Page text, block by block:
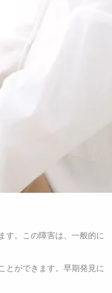
す。この障害は、一般的に
とができます。早期発見に